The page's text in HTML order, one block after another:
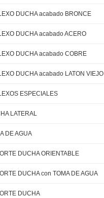
DUCHA acabado BRONCE
DUCHA acabado ACERO
DUCHA acabado COBRE
DUCHA acabado LATON VIEJO
ESPECIALES
LATERAL
DE AGUA
DUCHA ORIENTABLE
DUCHA con TOMA DE AGUA
DUCHA